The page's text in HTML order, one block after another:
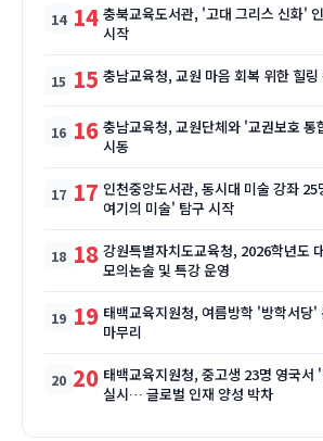
14 충북교육도서관, '고대 그리스 신화'
시작
15 충남교육청, 교원 마음 회복 위한 힐링
16 충남교육청, 교원단체와 '교권보호 통
시동
17 인천중앙도서관, 동시대 미술 강좌
여기의 미술' 탐구 시작
18 강원특별자치도교육청, 2026학년도
모의논술 및 특강 운영
19 태백교육지원청, 여름방학 '방학서당'
마무리
20 태백교육지원청, 중고생 23명 영국서
실시… 글로벌 인재 양성 박차